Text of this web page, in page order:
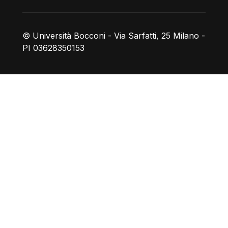
© Università Bocconi - Via Sarfatti, 25 Milano -
PI 03628350153